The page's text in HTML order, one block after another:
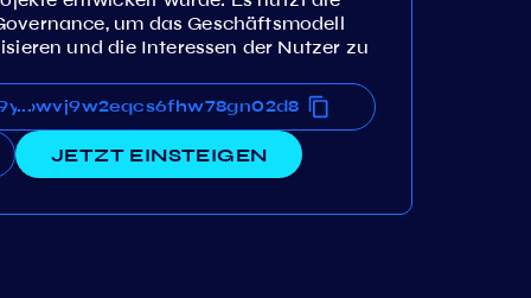
um das Geschäftsmodell
und die Interessen der Nutzer zu
...
JETZT EINSTEIGEN